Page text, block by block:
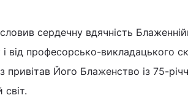
сердечну вдячність
від професорсько-викладацького
привітав Його Блаженство із 75-